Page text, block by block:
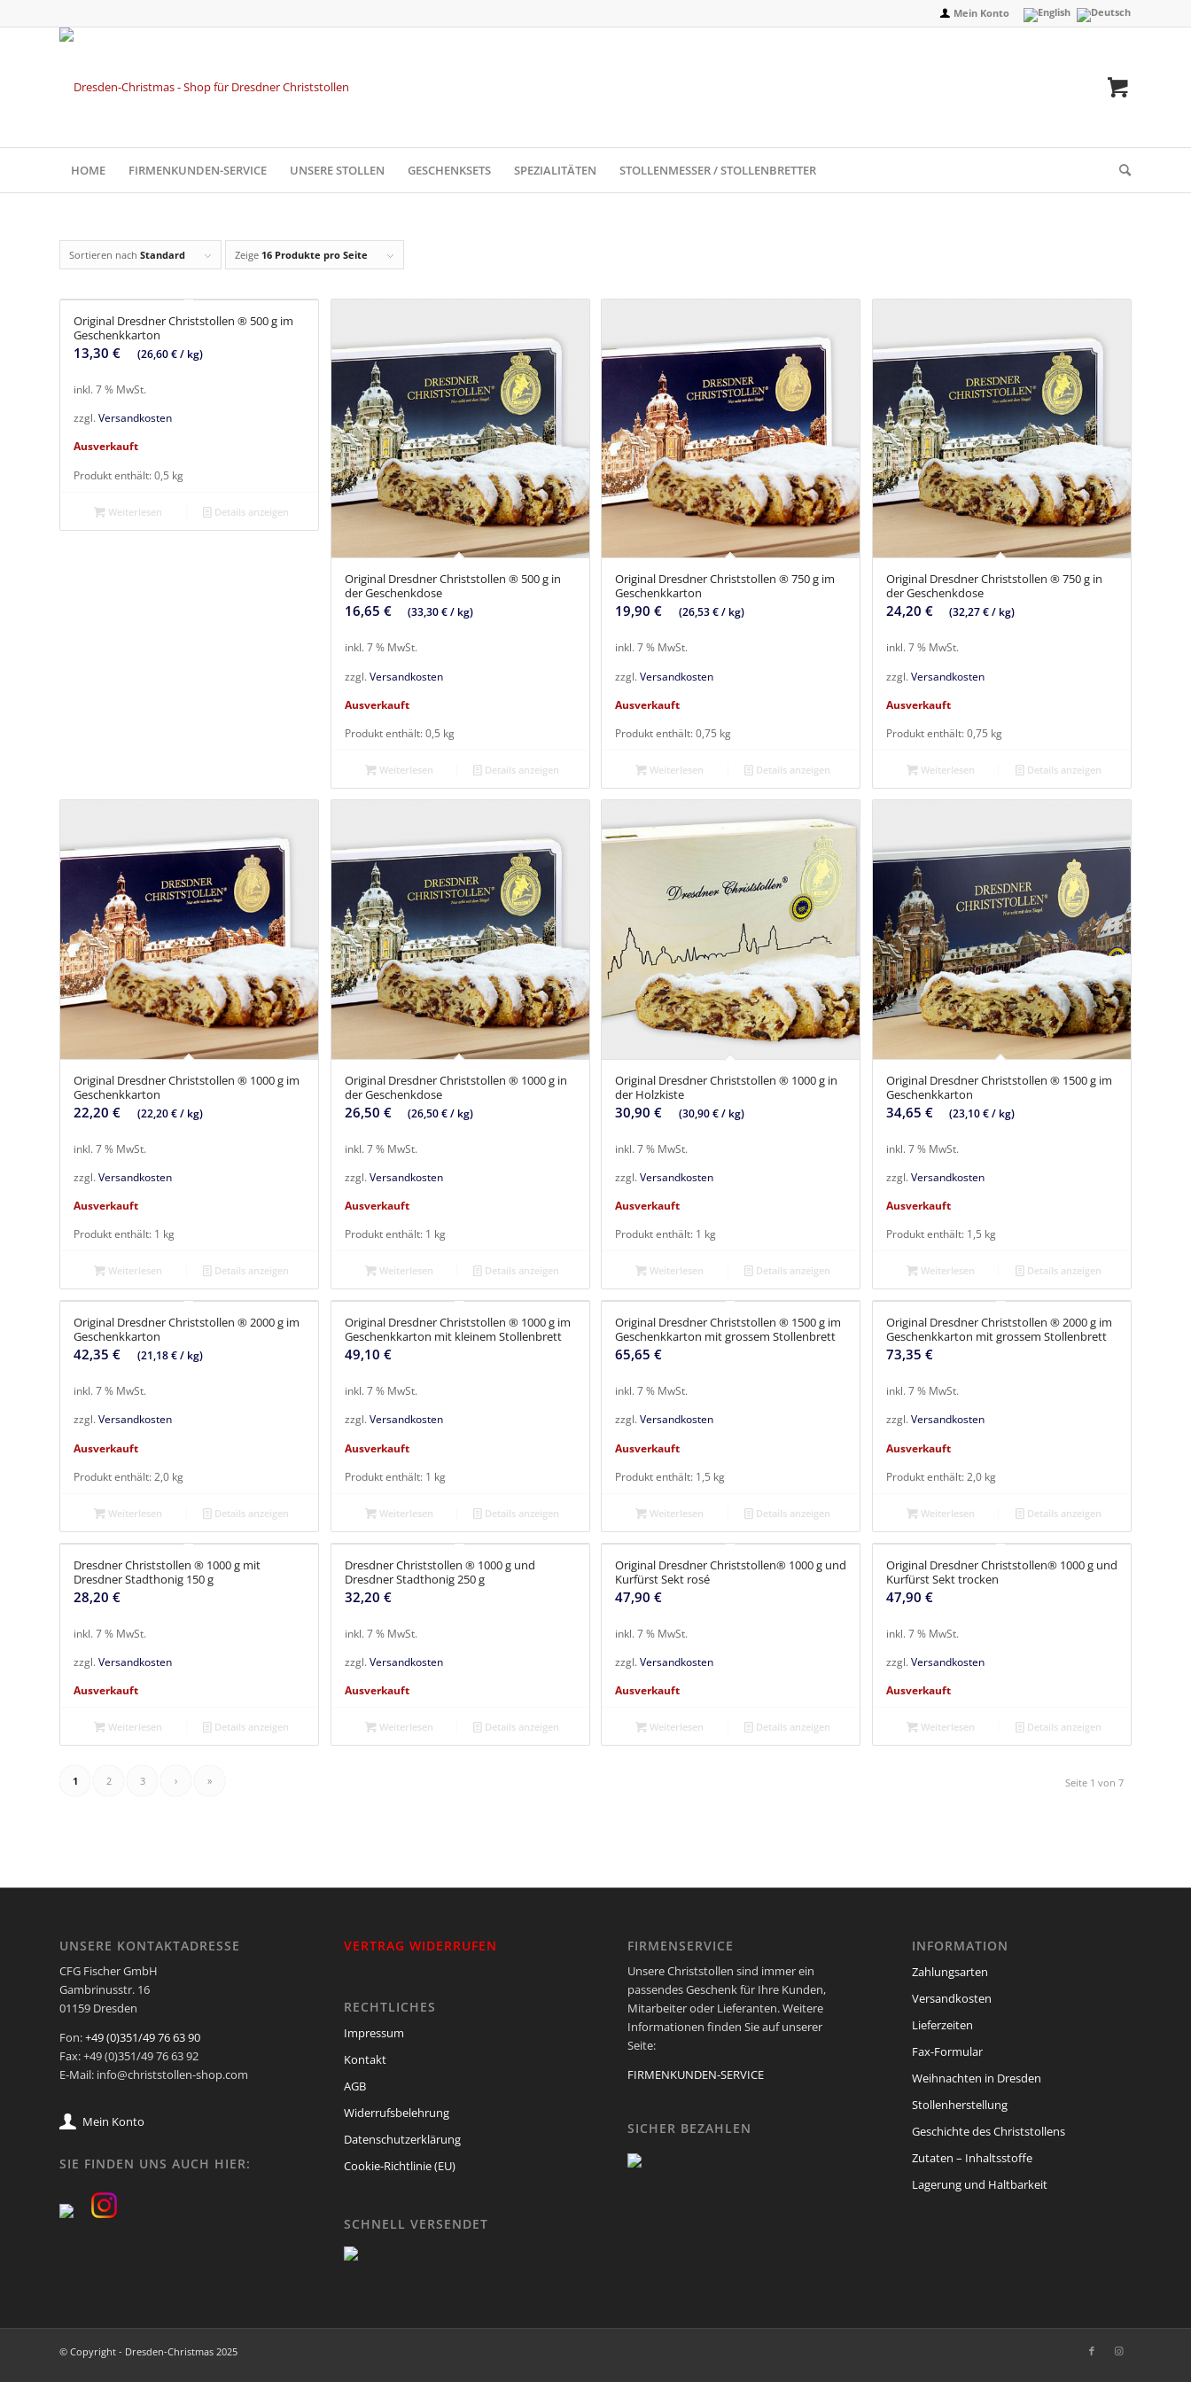
Mein Konto
HOME FIRMENKUNDEN-SERVICE UNSERE STOLLEN GESCHENKSETS SPEZIALITÄTEN STOLLENMESSER / STOLLENBRETTER
Sortieren nach Standard Zeige 16 Produkte pro Seite
Original Dresdner Christstollen ® 500 g im
Geschenkkarton
13,30 € (26,60€/ kg)
inkl. 7 % MwSt.
zzgl.Versandkosten
Ausverkauft
Produkt enthält: 0,5 kg
Weiterlesen Details anzeigen
Original Dresdner Christstollen ® 500 g in
der Geschenkdose
16,65 € (33,30€/ kg)
inkl. 7 % MwSt.
zzgl. Versandkosten
Ausverkauft
Produkt enthält: 0,5 kg
Weiterlesen Details anzeigen
Original Dresdner Christstollen ® 750 g im
Geschenkkarton
19,90€ (26,53€/ kg)
inkl. 7 % MwSt.
zzgl.Versandkosten
Ausverkauft
Produkt enthält: 0,75 kg
Weiterlesen Details anzeigen
Original Dresdner Christstollen ® 750 g in
der Geschenkdose
24,20 € (32,27€/ kg)
inkl. 7 % MwSt.
zzgl. Versandkosten
Ausverkauft
Produkt enthält: 0,75 kg
Weiterlesen Details anzeigen
Original Dresdner Christstollen ® 1000 g im
Geschenkkarton
22,20 € (22,20€/ kg)
inkl. 7 % MwSt.
zzgl.Versandkosten
Ausverkauft
Produkt enthält: 1 kg
Weiterlesen Details anzeigen
Original Dresdner Christstollen ® 1000 g in
der Geschenkdose
26,50 € (26,50€/ kg)
inkl. 7 % MwSt.
zzgl. Versandkosten
Ausverkauft
Produkt enthält: 1 kg
Weiterlesen Details anzeigen
Original Dresdner Christstollen ® 1000 g in
der Holzkiste
30,90€ (30,90€/ kg)
inkl. 7 % MwSt.
zzgl.Versandkosten
Ausverkauft
Produkt enthält: 1 kg
Weiterlesen Details anzeigen
Original Dresdner Christstollen ® 1500 g im
Geschenkkarton
34,65 € (23,10€/ kg)
inkl. 7 % MwSt.
zzgl. Versandkosten
Ausverkauft
Produkt enthält: 1,5 kg
Weiterlesen Details anzeigen
Original Dresdner Christstollen ® 2000 g im
Geschenkkarton
42,35 € (21,18€/ kg)
inkl. 7 % MwSt.
zzgl.Versandkosten
Ausverkauft
Produkt enthält: 2,0 kg
Weiterlesen Details anzeigen
Original Dresdner Christstollen ® 1000 g im
Geschenkkarton mit kleinem Stollenbrett
49,10 €
inkl. 7 % MwSt.
zzgl.Versandkosten
Ausverkauft
Produkt enthält: 1 kg
Weiterlesen Details anzeigen
Original Dresdner Christstollen ® 1500 g im
Geschenkkarton mit grossem Stollenbrett
65,65€
inkl. 7 % MwSt.
zzgl.Versandkosten
Ausverkauft
Produkt enthält: 1,5 kg
Weiterlesen Details anzeigen
Original Dresdner Christstollen ® 2000 g im
Geschenkkarton mit grossem Stollenbrett
73,35 €
inkl. 7 % MwSt.
zzgl.Versandkosten
Ausverkauft
Produkt enthält: 2,0 kg
Weiterlesen Details anzeigen
Dresdner Christstollen ® 1000 g mit
Dresdner Stadthonig 150 g
28,20 €
inkl. 7 % MwSt.
zzgl.Versandkosten
Ausverkauft
Weiterlesen Details anzeigen
Dresdner Christstollen ® 1000 g und
Dresdner Stadthonig 250 g
32,20 €
inkl. 7 % MwSt.
zzgl. Versandkosten
Ausverkauft
Weiterlesen Details anzeigen
Original Dresdner Christstollen® 1000 g und
Kurfürst Sekt rosé
47,90€
inkl. 7 % MwSt.
zzgl.Versandkosten
Ausverkauft
Weiterlesen Details anzeigen
Original Dresdner Christstollen® 1000 g und
Kurfürst Sekt trocken
47,90 €
inkl. 7 % MwSt.
zzgl. Versandkosten
Ausverkauft
Weiterlesen Details anzeigen
Seite 1 von 7
1 2 3 › »
UNSERE KONTAKTADRESSE
CFG Fischer GmbH
Gambrinusstr. 16
01159 Dresden
Fon:+49 (0)351/49 76 63 90
Fax: +49 (0)351/49 76 63 92
E-Mail: info@christstollen-shop.com
Mein Konto
SIE FINDEN UNS AUCH HIER:
VERTRAG WIDERRUFEN
RECHTLICHES
Impressum
Kontakt
AGB
Widerrufsbelehrung
Datenschutzerklärung
Cookie-Richtlinie (EU)
SCHNELL VERSENDET
FIRMENSERVICE
Unsere Christstollen sind immer ein
passendes Geschenk für Ihre Kunden,
Mitarbeiter oder Lieferanten. Weitere
Informationen finden Sie auf unserer
Seite:
FIRMENKUNDEN-SERVICE
SICHER BEZAHLEN
INFORMATION
Zahlungsarten
Versandkosten
Lieferzeiten
Fax-Formular
Weihnachten in Dresden
Stollenherstellung
Geschichte des Christstollens
Zutaten – Inhaltsstoffe
Lagerung und Haltbarkeit
© Copyright - Dresden-Christmas 2025